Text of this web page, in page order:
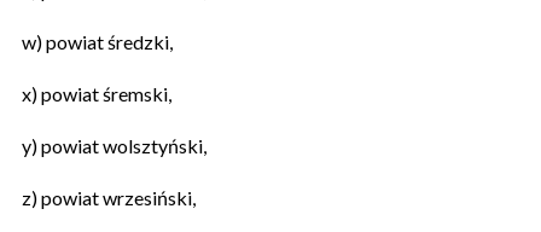
w) powiat średzki,
x) powiat śremski,
y) powiat wolsztyński,
z) powiat wrzesiński,